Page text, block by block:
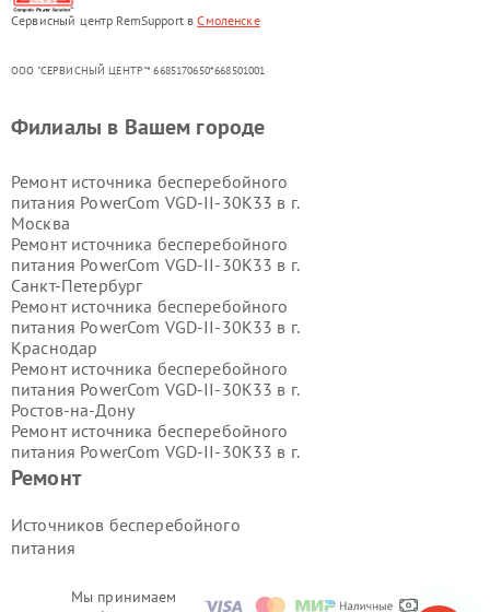
Сервисный центр RemSupport вСмоленске
ООО "СЕРВИСНЫЙ ЦЕНТР"* 6685170650*668501001
Мы принимаем
Ремонт
Источников бесперебойного
питания
Филиалы в Вашем городе
Ремонт источника бесперебойного
питания PowerCom VGD-II-30K33 в г.
Москва
Ремонт источника бесперебойного
питания PowerCom VGD-II-30K33 в г.
Санкт-Петербург
Ремонт источника бесперебойного
питания PowerCom VGD-II-30K33 в г.
Краснодар
Ремонт источника бесперебойного
питания PowerCom VGD-II-30K33 в г.
Ростов-на-Дону
Ремонт источника бесперебойного
питания PowerCom VGD-II-30K33 в г.
Нижний Новгород
питания PowerCom VGD-II-30K33 в г.
Новосибирск
Ремонт источника бесперебойного
Екатеринбург